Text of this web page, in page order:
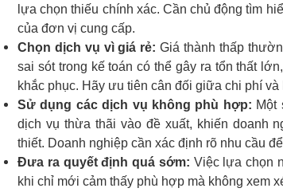
lựa chọn thiếu chính xác. Cần chủ động tìm
của đơn vị cung cấp.
Chọn dịch vụ vì giá rẻ: Giá thành thấp
sai sót trong kế toán có thể gây ra tổn thất
khắc phục. Hãy ưu tiên cân đối giữa chi phí và
Sử dụng các dịch vụ không phù hợp: Một
dịch vụ thừa thãi vào đề xuất, khiến doanh
thiết. Doanh nghiệp cần xác định rõ nhu cầu
Đưa ra quyết định quá sớm: Việc lựa chọn
khi chỉ mới cảm thấy phù hợp mà không xem